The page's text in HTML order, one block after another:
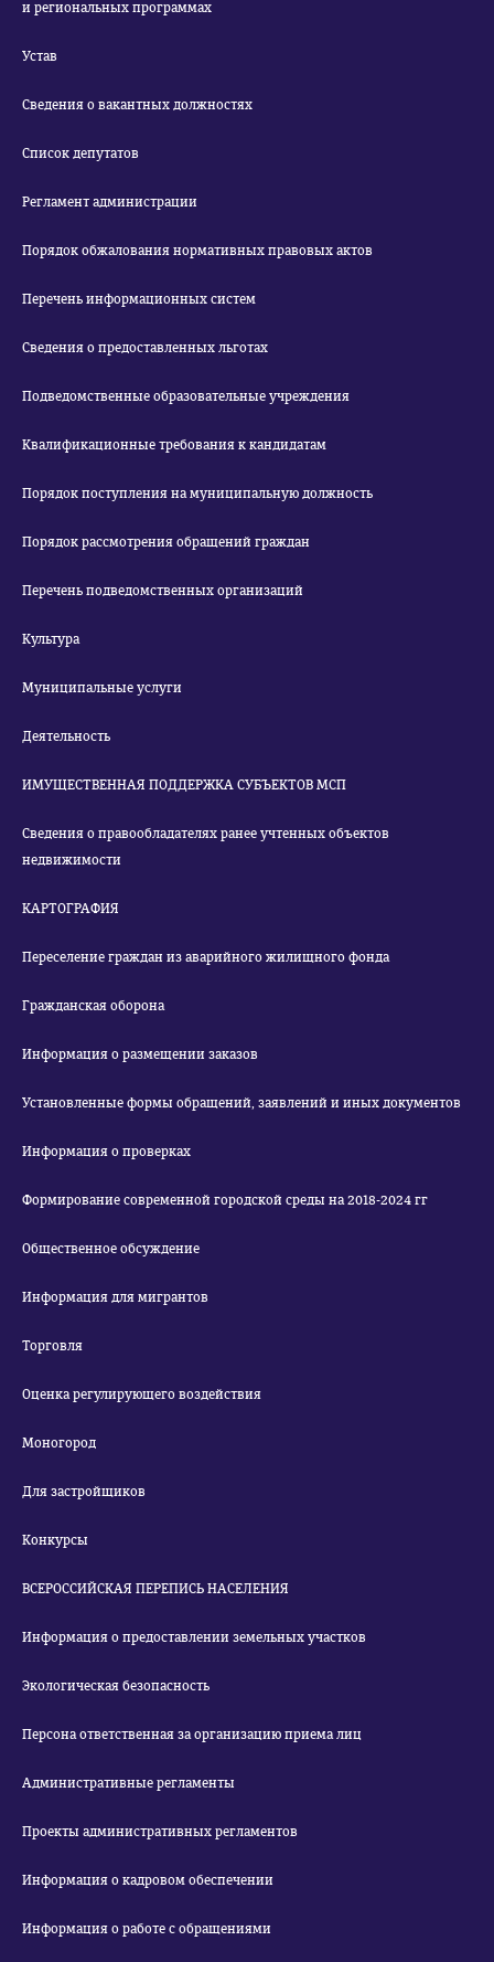
и региональных программах
Устав
Сведения о вакантных должностях
Список депутатов
Регламент администрации
Порядок обжалования нормативных правовых актов
Перечень информационных систем
Сведения о предоставленных льготах
Подведомственные образовательные учреждения
Квалификационные требования к кандидатам
Порядок поступления на муниципальную должность
Порядок рассмотрения обращений граждан
Перечень подведомственных организаций
Культура
Муниципальные услуги
Деятельность
ИМУЩЕСТВЕННАЯ ПОДДЕРЖКА СУБЪЕКТОВ МСП
Сведения о правообладателях ранее учтенных объектов
недвижимости
КАРТОГРАФИЯ
Переселение граждан из аварийного жилищного фонда
Гражданская оборона
Информация о размещении заказов
Установленные формы обращений, заявлений и иных документов
Информация о проверках
Формирование современной городской среды на 2018-2024 гг
Общественное обсуждение
Информация для мигрантов
Торговля
Оценка регулирующего воздействия
Моногород
Для застройщиков
Конкурсы
ВСЕРОССИЙСКАЯ ПЕРЕПИСЬ НАСЕЛЕНИЯ
Информация о предоставлении земельных участков
Экологическая безопасность
Персона ответственная за организацию приема лиц
Административные регламенты
Проекты административных регламентов
Информация о кадровом обеспечении
Информация о работе с обращениями